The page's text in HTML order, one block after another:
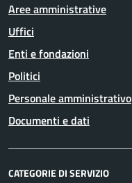
Aree amministrative
Uffici
Enti e fondazioni
Politici
Personale amministrativo
Documenti e dati
CATEGORIE DI SERVIZIO